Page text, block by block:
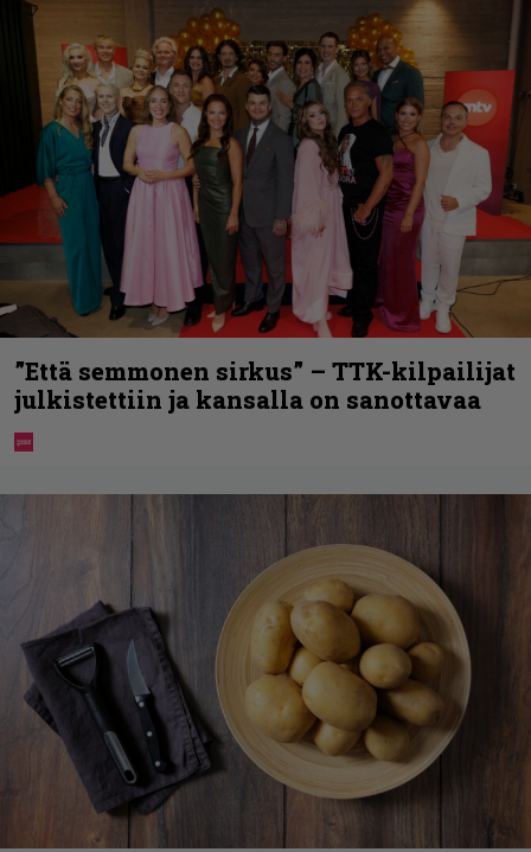
”Että semmonen sirkus” – TTK-kilpailijat
julkistettiin ja kansalla on sanottavaa